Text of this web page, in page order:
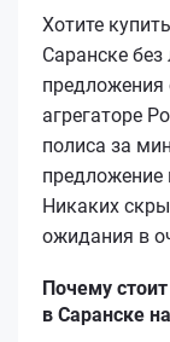
Хотите
Саранске
предложения
агрегаторе
полиса за
предложение
Никаких
ожидания в
Почему
в Саранске